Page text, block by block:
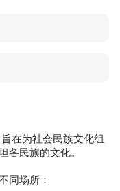
在为社会民族文化组
各民族的文化。
同场所：